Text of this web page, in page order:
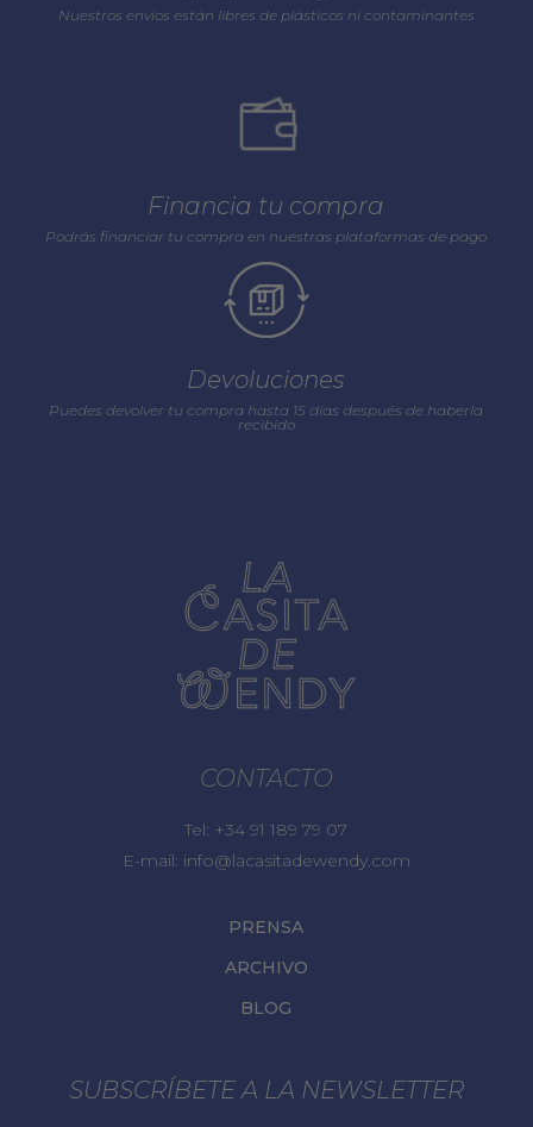
Nuestros envios están libres de plásticos ni contaminantes
Financia tu compra
Podrás financiar tu compra en nuestras plataformas de pago
Devoluciones
Puedes devolver tu compra hasta 15 días después de haberla
recibido
CONTACTO
Tel: +34 91 189 79 07
E-mail: info@lacasitadewendy.com
PRENSA
ARCHIVO
BLOG
SUBSCRÍBETE A LA NEWSLETTER